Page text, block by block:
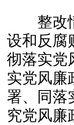
整改情
设和反腐
彻落实党
实党风廉
署、同落
究党风廉